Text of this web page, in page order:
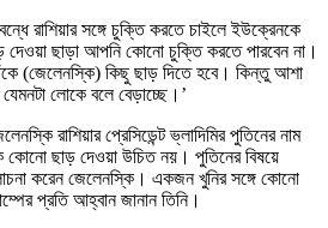
রাশিয়ার সঙ্গে চুক্তি করতে চাইলে ইউক্রেনকে
দেওয়া ছাড়া আপনি কোনো চুক্তি করতে পারবেন না।
(জেলেনস্কি) কিছু ছাড় দিতে হবে। কিন্তু আশা
লোকে বলে বেড়াচ্ছে।’
রাশিয়ার প্রেসিডেন্ট ভ্লাদিমির পুতিনের নাম
ছাড় দেওয়া উচিত নয়। পুতিনের বিষয়ে
করেন জেলেনস্কি। একজন খুনির সঙ্গে কোনো
প্রতি আহ্বান জানান তিনি।